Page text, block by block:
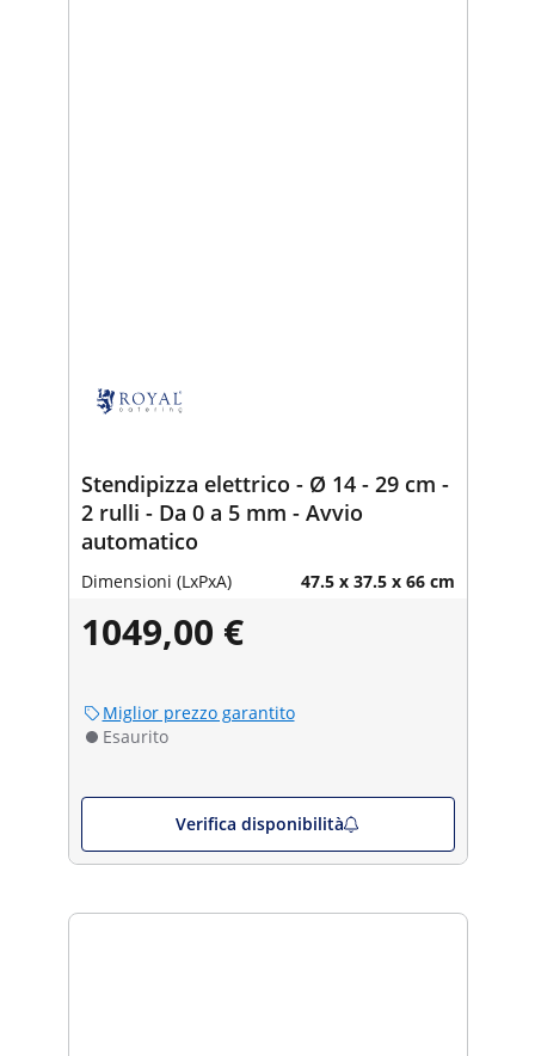
Stendipizza elettrico - Ø 14 - 29 cm -
2 rulli - Da 0 a 5 mm - Avvio
automatico
Dimensioni (LxPxA) 47.5 x 37.5 x 66 cm
1049,00 €
Miglior prezzo garantito
Esaurito
Verifica disponibilità